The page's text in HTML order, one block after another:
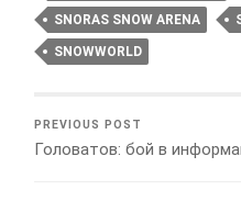
SNORAS SNOW ARENA
SNOWWORLD
PREVIOUS POST
Головатов: бой в